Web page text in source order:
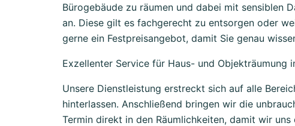
Bürogebäude zu räumen und dabei mit sensiblen
an. Diese gilt es fachgerecht zu entsorgen oder
gerne ein Festpreisangebot, damit Sie genau
Exzellenter Service für Haus- und Objekträumung
Unsere Dienstleistung erstreckt sich auf alle
hinterlassen. Anschließend bringen wir die
Termin direkt in den Räumlichkeiten, damit wir